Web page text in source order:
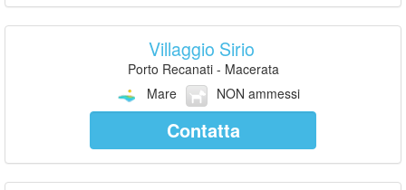
Villaggio Sirio
Porto Recanati - Macerata
Mare
NON ammessi
Contatta